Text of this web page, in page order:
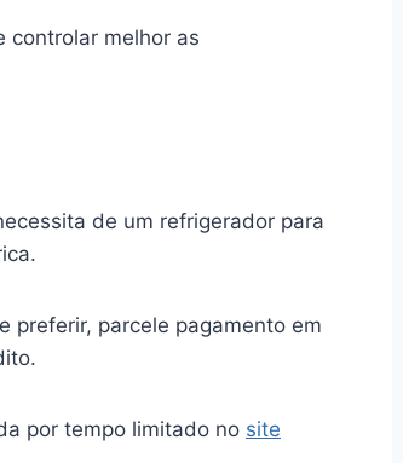
controlar melhor as
de um refrigerador para
preferir, parcele pagamento em
por tempo limitado no site